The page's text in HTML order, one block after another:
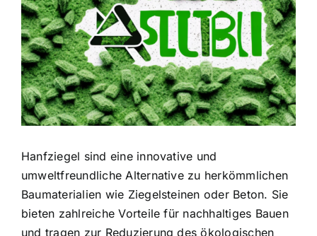
Hanfziegel sind eine innovative und
umweltfreundliche Alternative zu herkömmlichen
Baumaterialien wie Ziegelsteinen oder Beton. Sie
bieten zahlreiche Vorteile für nachhaltiges Bauen
und tragen zur Reduzierung des ökologischen